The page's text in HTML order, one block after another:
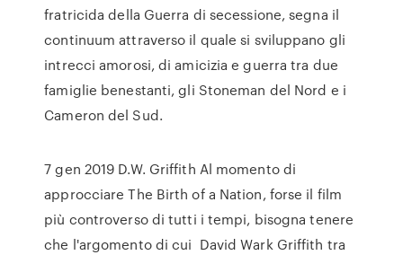
fratricida della Guerra di secessione, segna il
continuum attraverso il quale si sviluppano gli
intrecci amorosi, di amicizia e guerra tra due
famiglie benestanti, gli Stoneman del Nord e i
Cameron del Sud.
7 gen 2019 D.W. Griffith Al momento di
approcciare The Birth of a Nation, forse il film
più controverso di tutti i tempi, bisogna tenere
che l'argomento di cui David Wark Griffith tra